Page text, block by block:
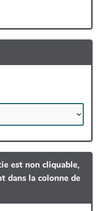
est non cliquable,
dans la colonne de